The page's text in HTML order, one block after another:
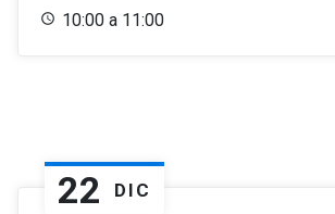
10:00 a 11:00
22 DIC